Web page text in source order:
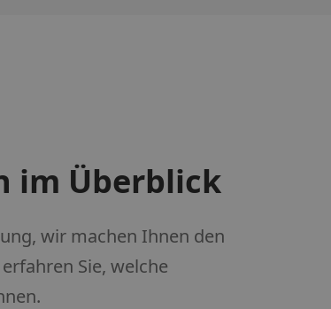
im Überblick
wir machen Ihnen den
Sie, welche